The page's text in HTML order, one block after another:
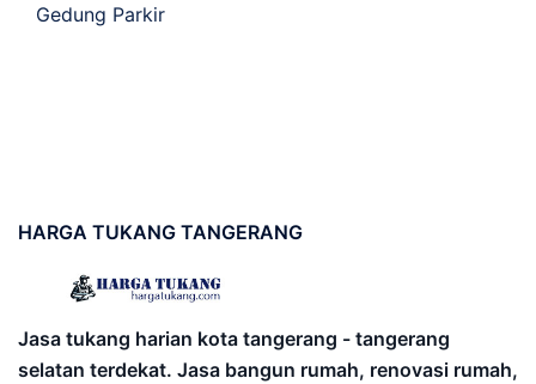
Gedung Parkir
HARGA TUKANG TANGERANG
Jasa tukang harian kota tangerang - tangerang
selatan terdekat. Jasa bangun rumah, renovasi rumah,